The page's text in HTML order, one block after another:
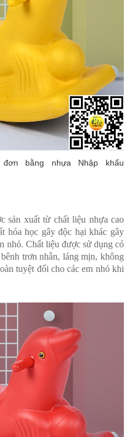
bằng nhựa Nhập khẩu
sản xuất từ chất liệu nhựa cao
hóa học gây độc hại khác gây
nhỏ. Chất liệu được sử dụng có
trơn nhẵn, láng mịn, không
tuyệt đối cho các em nhỏ khi